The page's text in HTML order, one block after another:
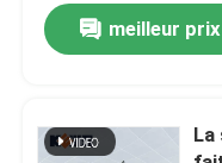
Motos de
meilleur prix
La